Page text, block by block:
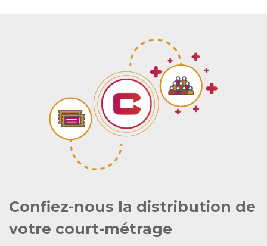
Confiez-nous la distribution de
votre court-métrage